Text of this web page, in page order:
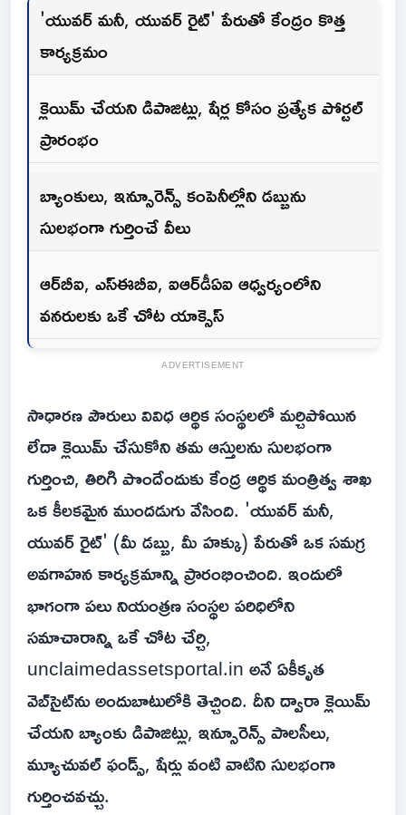
'యువర్ మనీ, యువర్ రైట్' పేరుతో కేంద్రం కొత్త
కార్యక్రమం
క్లెయిమ్ చేయని డిపాజిట్లు, షేర్ల కోసం ప్రత్యేక పోర్టల్
ప్రారంభం
బ్యాంకులు, ఇన్సూరెన్స్ కంపెనీల్లోని డబ్బును
సులభంగా గుర్తించే వీలు
ఆర్‌బీఐ, ఎస్ఈబీఐ, ఐఆర్‌డీఏఐ ఆధ్వర్యంలోని
వనరులకు ఒకే చోట యాక్సెస్
ADVERTISEMENT
సాధారణ పౌరులు వివిధ ఆర్థిక సంస్థలలో మర్చిపోయిన
లేదా క్లెయిమ్ చేసుకోని తమ ఆస్తులను సులభంగా
గుర్తించి, తిరిగి పొందేందుకు కేంద్ర ఆర్థిక మంత్రిత్వ శాఖ
ఒక కీలకమైన ముందడుగు వేసింది. 'యువర్ మనీ,
యువర్ రైట్' (మీ డబ్బు, మీ హక్కు) పేరుతో ఒక సమగ్ర
అవగాహన కార్యక్రమాన్ని ప్రారంభించింది. ఇందులో
భాగంగా పలు నియంత్రణ సంస్థల పరిధిలోని
సమాచారాన్ని ఒకే చోట చేర్చి,
unclaimedassetsportal.in అనే ఏకీకృత
వెబ్‌సైట్‌ను అందుబాటులోకి తెచ్చింది. దీని ద్వారా క్లెయిమ్
చేయని బ్యాంకు డిపాజిట్లు, ఇన్సూరెన్స్ పాలసీలు,
మ్యూచువల్ ఫండ్స్, షేర్లు వంటి వాటిని సులభంగా
గుర్తించవచ్చు.